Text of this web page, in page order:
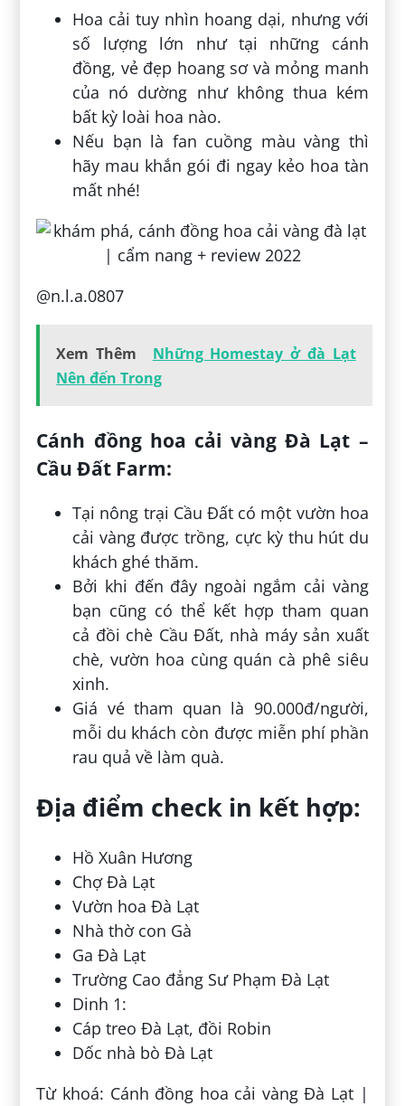
Hoa cải tuy nhìn hoang dại, nhưng với
số lượng lớn như tại những cánh
đồng, vẻ đẹp hoang sơ và mỏng manh
của nó dường như không thua kém
bất kỳ loài hoa nào.
Nếu bạn là fan cuồng màu vàng thì
hãy mau khắn gói đi ngay kẻo hoa tàn
mất nhé!
@n.l.a.0807
Xem Thêm
Những Homestay ở đà Lạt
Nên đến Trong
Cánh đồng hoa cải vàng Đà Lạt –
Cầu Đất Farm:
Tại nông trại Cầu Đất có một vườn hoa
cải vàng được trồng, cực kỳ thu hút du
khách ghé thăm.
Bởi khi đến đây ngoài ngắm cải vàng
bạn cũng có thể kết hợp tham quan
cả đồi chè Cầu Đất, nhà máy sản xuất
chè, vườn hoa cùng quán cà phê siêu
xinh.
Giá vé tham quan là 90.000đ/người,
mỗi du khách còn được miễn phí phần
rau quả về làm quà.
Địa điểm check in kết hợp:
Hồ Xuân Hương
Chợ Đà Lạt
Vườn hoa Đà Lạt
Nhà thờ con Gà
Ga Đà Lạt
Trường Cao đẳng Sư Phạm Đà Lạt
Dinh 1:
Cáp treo Đà Lạt, đồi Robin
Dốc nhà bò Đà Lạt
Từ khoá: Cánh đồng hoa cải vàng Đà Lạt |